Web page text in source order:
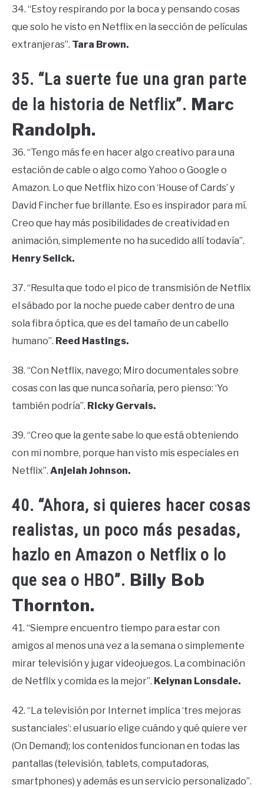
34. “Estoy respirando por la boca y pensando cosas
que solo he visto en Netflix en la sección de películas
extranjeras”. Tara Brown.
35. “La suerte fue una gran parte
de la historia de Netflix”. Marc
Randolph.
36. “Tengo más fe en hacer algo creativo para una
estación de cable o algo como Yahoo o Google o
Amazon. Lo que Netflix hizo con ‘House of Cards’ y
David Fincher fue brillante. Eso es inspirador para mí.
Creo que hay más posibilidades de creatividad en
animación, simplemente no ha sucedido allí todavía”.
Henry Selick.
37. “Resulta que todo el pico de transmisión de Netflix
el sábado por la noche puede caber dentro de una
sola fibra óptica, que es del tamaño de un cabello
humano”. Reed Hastings.
38. “Con Netflix, navego; Miro documentales sobre
cosas con las que nunca soñaría, pero pienso: ‘Yo
también podría”. Ricky Gervais.
39. “Creo que la gente sabe lo que está obteniendo
con mi nombre, porque han visto mis especiales en
Netflix”. Anjelah Johnson.
40. “Ahora, si quieres hacer cosas
realistas, un poco más pesadas,
hazlo en Amazon o Netflix o lo
que sea o HBO”. Billy Bob
Thornton.
41. “Siempre encuentro tiempo para estar con
amigos al menos una vez a la semana o simplemente
mirar televisión y jugar videojuegos. La combinación
de Netflix y comida es la mejor”. Keiynan Lonsdale.
42. “La televisión por Internet implica ‘tres mejoras
sustanciales’: el usuario elige cuándo y qué quiere ver
(On Demand); los contenidos funcionan en todas las
pantallas (televisión, tablets, computadoras,
smartphones) y además es un servicio personalizado”.